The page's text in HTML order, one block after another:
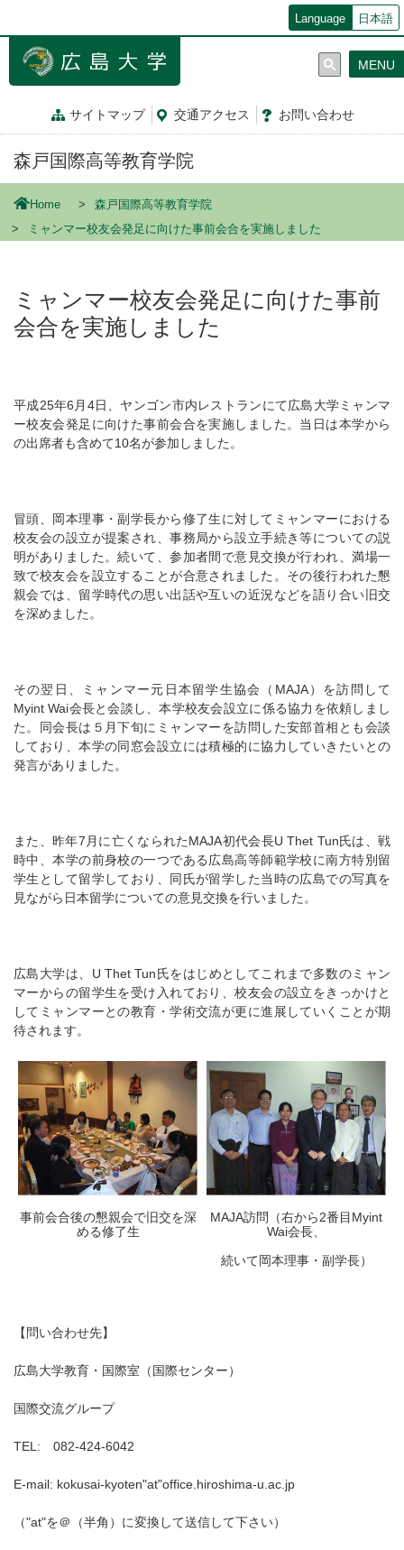
ン
Language 日本語
サイトマップ 交通アクセス お問い合わせ
MENU
森戸国際高等教育学院
Home
森戸国際高等教育学院
ミャンマー校友会発足に向けた事前会合を実施しました
ミャンマー校友会発足に向けた事前
会合を実施しました
平成25年6月4日、ヤンゴン市内レストランにて広島大学ミャンマ
ー校友会発足に向けた事前会合を実施しました。当日は本学から
の出席者も含めて10名が参加しました。
冒頭、岡本理事・副学長から修了生に対してミャンマーにおける
校友会の設立が提案され、事務局から設立手続き等についての説
明がありました。続いて、参加者間で意見交換が行われ、満場一
致で校友会を設立することが合意されました。その後行われた懇
親会では、留学時代の思い出話や互いの近況などを語り合い旧交
を深めました。
その翌日、ミャンマー元日本留学生協会（MAJA）を訪問して
Myint Wai会長と会談し、本学校友会設立に係る協力を依頼しまし
た。同会長は５月下旬にミャンマーを訪問した安部首相とも会談
しており、本学の同窓会設立には積極的に協力していきたいとの
発言がありました。
また、昨年7月に亡くなられたMAJA初代会長U Thet Tun氏は、戦
時中、本学の前身校の一つである広島高等師範学校に南方特別留
学生として留学しており、同氏が留学した当時の広島での写真を
見ながら日本留学についての意見交換を行いました。
広島大学は、U Thet Tun氏をはじめとしてこれまで多数のミャン
マーからの留学生を受け入れており、校友会の設立をきっかけと
してミャンマーとの教育・学術交流が更に進展していくことが期
待されます。
事前会合後の懇親会で旧交を深
める修了生
MAJA訪問（右から2番目Myint
Wai会長、
続いて岡本理事・副学長）
【問い合わせ先】
広島大学教育・国際室（国際センター）
国際交流グループ
TEL: 082-424-6042
E-mail: kokusai-kyoten"at"office.hiroshima-u.ac.jp
（"at"を＠（半角）に変換して送信して下さい）